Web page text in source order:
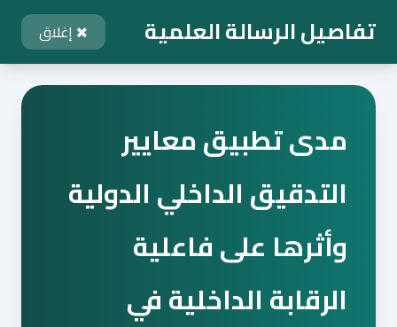
تفاصيل الرسالة العلمية
مدى تطبيق معايير
التدقيق الداخلي الدولية
وأثرها على فاعلية
الرقابة الداخلية في